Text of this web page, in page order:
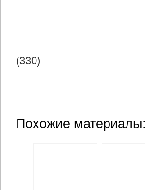
(330)
Похожие материалы: